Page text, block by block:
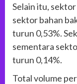
Selain itu,
sektor bahan
turun 0,53%.
sementara
turun 0,14%.
Total volume